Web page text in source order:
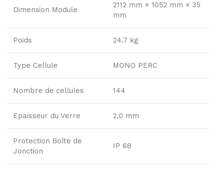
Dimension Module
2112 mm × 1052 mm × 35
mm
Poids 24.7 kg
Type Cellule MONO PERC
Nombre de cellules 144
Epaisseur du Verre 2,0 mm
Protection Boîte de
Jonction
IP 68